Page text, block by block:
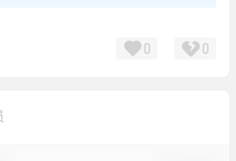
0 0